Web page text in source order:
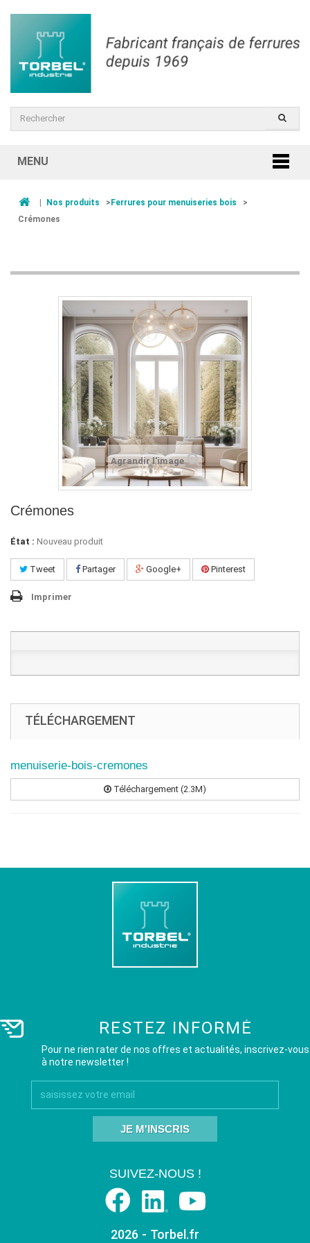
MENU
| Nos produits >Ferrures pour menuiseries bois
>
Crémones
Agrandir l'image
Crémones
État : Nouveau produit
Tweet Partager Google+ Pinterest
Imprimer
TÉLÉCHARGEMENT
menuiserie-bois-cremones
Téléchargement (2.3M)
RESTEZ INFORMÉ
Pour ne rien rater de nos offres et actualités, inscrivez-vous
à notre newsletter !
JE M'INSCRIS
SUIVEZ-NOUS !
2026 - Torbel.fr